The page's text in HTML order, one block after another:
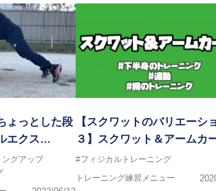
ょっとした段
エクス…
グアップ
【スクワットのバリエーシ
３】スクワット＆アームカ
#フィジカルトレーニング
トレーニング練習メニュー